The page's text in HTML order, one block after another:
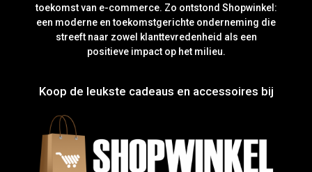
toekomst van e-commerce. Zo ontstond Shopwinkel:
een moderne en toekomstgerichte onderneming die
streeft naar zowel klanttevredenheid als een
positieve impact op het milieu.
Koop de leukste cadeaus en accessoires bij